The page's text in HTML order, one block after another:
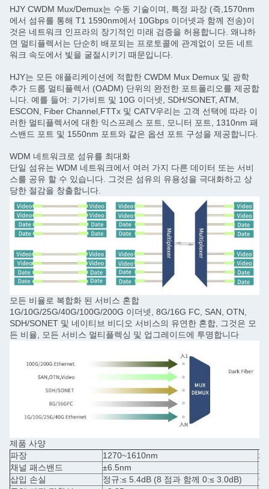
HJY CWDM Mux/Demux는 수동 기술이며, 특정 파장 (즉,1570nm
에서 섬유를 통해 T1 1590nm에서 10Gbps 이더넷과 함께 전송)이
것은 네트워크 인프라의 장기적인 미래 검증을 허용합니다. 왜냐하
면 멀티플렉서는 단순히 배포되는 프로토콜에 관계없이 모든 네트
워크 속도에서 빛을 굴절시키기 때문입니다.
HJY는 모든 애플리케이션에 적합한 CWDM Mux Demux 및 광학
추가 드롭 멀티플렉서 (OADM) 단위의 완전한 포트폴리오를 제공합
니다. 예를 들어: 기가비트 및 10G 이더넷, SDH/SONET, ATM,
ESCON, Fiber Channel,FTTx 및 CATV우리는 고객 선택에 따라 이
러한 멀티플렉서에 대한 익스프레스 포트, 모니터 포트, 1310nm 패
스밴드 포트 및 1550nm 포트와 같은 옵션 포트 구성을 제공합니다.
WDM 네트워크로 섬유를 최대화
단일 섬유는 WDM 네트워크에서 여러 가지 다른 데이터 또는 서비
스를 공유 할 수 있습니다. 그것은 섬유의 유용성을 극대화하고 상
당한 절감을 창출합니다.
모든 비율로 복합화 된 서비스 혼합
1G/10G/25G/40G/100G/200G 이더넷, 8G/16G FC, SAN, OTN,
SDH/SONET 및 네이티브 비디오 서비스의 유연한 혼합, 그것은 모
든 비율, 모든 서비스 멀티플렉싱 및 업그레이드에 투명합니다
제품 사양
파장
1270~1610nm
채
채널 패스밴드
±6.5nm
기
삽입 손실
정규:≤ 5.4dB (8 점과 함께 0:≤ 3.0dB)
링